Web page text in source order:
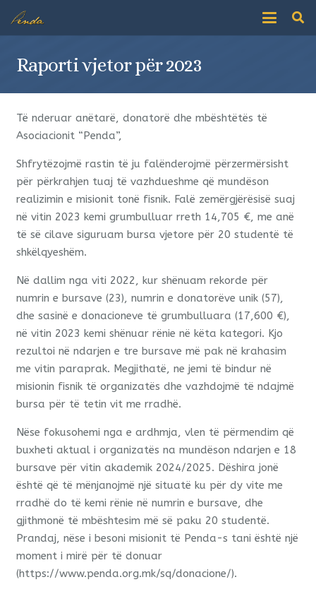
Raporti vjetor për 2023
Të nderuar anëtarë, donatorë dhe mbështëtës të
Asociacionit “Penda”,
Shfrytëzojmë rastin të ju falënderojmë përzermërsisht
për përkrahjen tuaj të vazhdueshme që mundëson
realizimin e misionit tonë fisnik. Falë zemërgjërësisë suaj
në vitin 2023 kemi grumbulluar rreth 14,705 €, me anë
të së cilave siguruam bursa vjetore për 20 studentë të
shkëlqyeshëm.
Në dallim nga viti 2022, kur shënuam rekorde për
numrin e bursave (23), numrin e donatorëve unik (57),
dhe sasinë e donacioneve të grumbulluara (17,600 €),
në vitin 2023 kemi shënuar rënie në këta kategori. Kjo
rezultoi në ndarjen e tre bursave më pak në krahasim
me vitin paraprak. Megjithatë, ne jemi të bindur në
misionin fisnik të organizatës dhe vazhdojmë të ndajmë
bursa për të tetin vit me rradhë.
Nëse fokusohemi nga e ardhmja, vlen të përmendim që
buxheti aktual i organizatës na mundëson ndarjen e 18
bursave për vitin akademik 2024/2025. Dëshira jonë
është që të mënjanojmë një situatë ku për dy vite me
rradhë do të kemi rënie në numrin e bursave, dhe
gjithmonë të mbështesim më së paku 20 studentë.
Prandaj, nëse i besoni misionit të Penda-s tani është një
moment i mirë për të donuar
(https://www.penda.org.mk/sq/donacione/).